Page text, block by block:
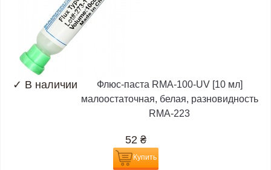
✓ В наличии
Флюс-паста RMA-100-UV [10 мл]
малоостаточная, белая, разновидность
RMA-223
52 ₴
Купить